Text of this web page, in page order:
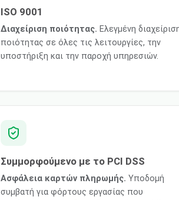
ISO 9001
Διαχείριση ποιότητας. Ελεγμένη
ποιότητας σε όλες τις λειτουργίες, την
υποστήριξη και την παροχή υπηρεσιών.
Συμμορφούμενο με το PCI DSS
Ασφάλεια καρτών πληρωμής. Υποδομή
συμβατή για φόρτους εργασίας που